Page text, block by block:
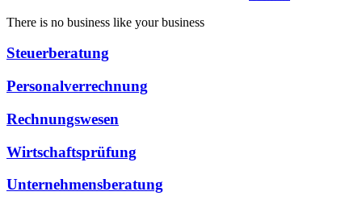
There is no business like your business
Steuerberatung
Personalverrechnung
Rechnungswesen
Wirtschaftsprüfung
Unternehmensberatung